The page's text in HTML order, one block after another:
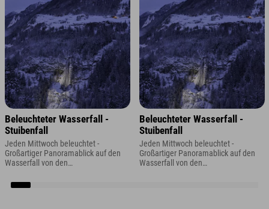
Beleuchteter Wasserfall -
Stuibenfall
Jeden Mittwoch beleuchtet -
Großartiger Panoramablick auf den
Wasserfall von den
Panoramaparkplatz.
Beleuchteter Wasserfall -
Stuibenfall
Jeden Mittwoch beleuchtet -
Großartiger Panoramablick auf den
Wasserfall von den